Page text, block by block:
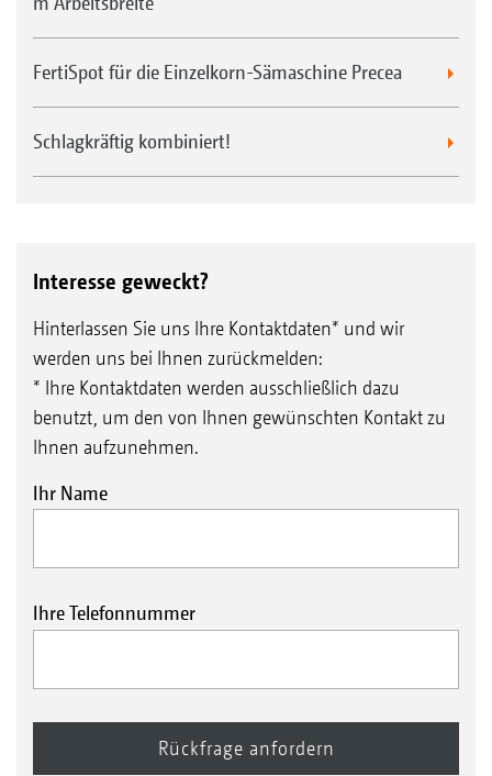
FertiSpot für die Einzelkorn-Sämaschine Precea
Schlagkräftig kombiniert!
Interesse geweckt?
Hinterlassen Sie uns Ihre Kontaktdaten* und wir
werden uns bei Ihnen zurückmelden:
* Ihre Kontaktdaten werden ausschließlich dazu
benutzt, um den von Ihnen gewünschten Kontakt zu
Ihnen aufzunehmen.
Ihr Name
Ihre Telefonnummer